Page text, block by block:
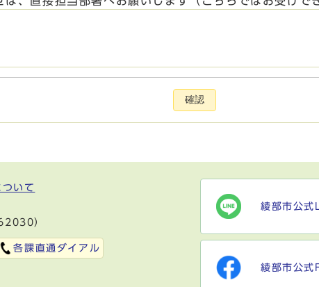
確認
いて
）
各課直通ダイアル
綾部市公式
綾部市公